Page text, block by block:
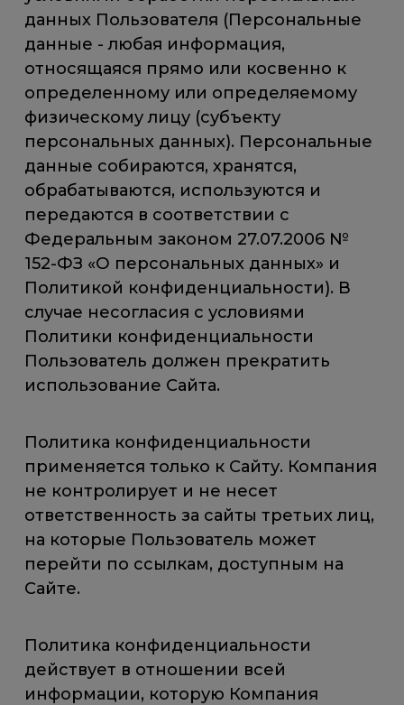
данных Пользователя (Персональные
данные - любая информация,
относящаяся прямо или косвенно к
определенному или определяемому
физическому лицу (субъекту
персональных данных). Персональные
данные собираются, хранятся,
обрабатываются, используются и
передаются в соответствии с
Федеральным законом 27.07.2006 №
152-ФЗ «О персональных данных» и
Политикой конфиденциальности). В
случае несогласия с условиями
Политики конфиденциальности
Пользователь должен прекратить
использование Сайта.
Политика конфиденциальности
применяется только к Сайту. Компания
не контролирует и не несет
ответственность за сайты третьих лиц,
на которые Пользователь может
перейти по ссылкам, доступным на
Сайте.
Политика конфиденциальности
действует в отношении всей
информации, которую Компания